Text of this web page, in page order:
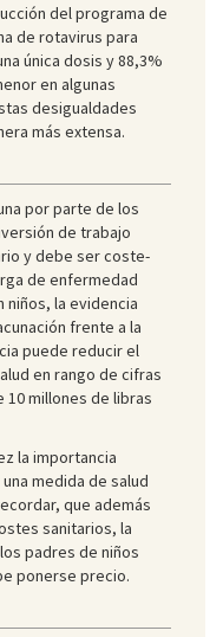
del programa de
de rotavirus para
única dosis y 88,3%
en algunas
desigualdades
más extensa.
por parte de los
de trabajo
y debe ser coste-
de enfermedad
la evidencia
frente a la
puede reducir el
en rango de cifras
10 millones de libras
la importancia
medida de salud
que además
sanitarios, la
padres de niños
ponerse precio.